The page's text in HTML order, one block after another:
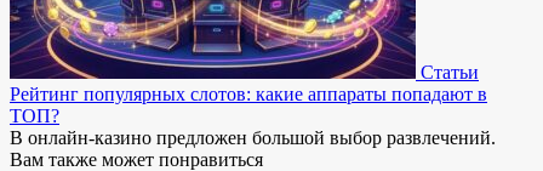
Статьи
Рейтинг популярных слотов: какие аппараты попадают в
ТОП?
В онлайн-казино предложен большой выбор развлечений.
Вам также может понравиться